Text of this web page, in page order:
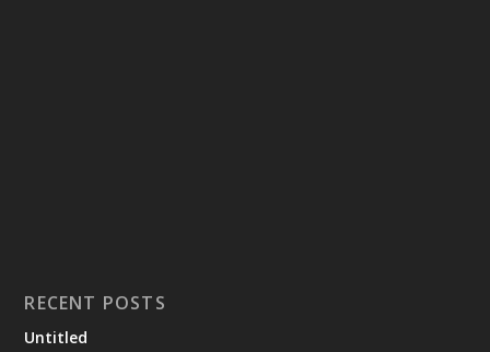
RECENT POSTS
Untitled